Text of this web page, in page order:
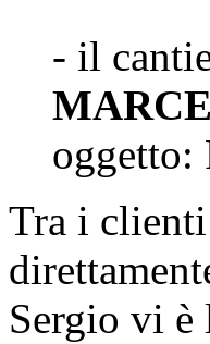
- il
oggetto:
Tra i
Sergio vi è